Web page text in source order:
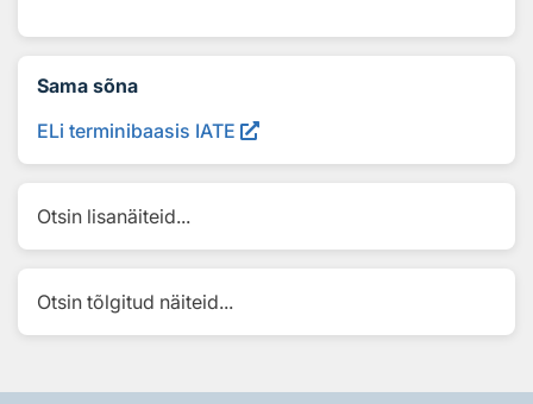
Sama sõna
ELi terminibaasis IATE
Otsin lisanäiteid...
Otsin tõlgitud näiteid...